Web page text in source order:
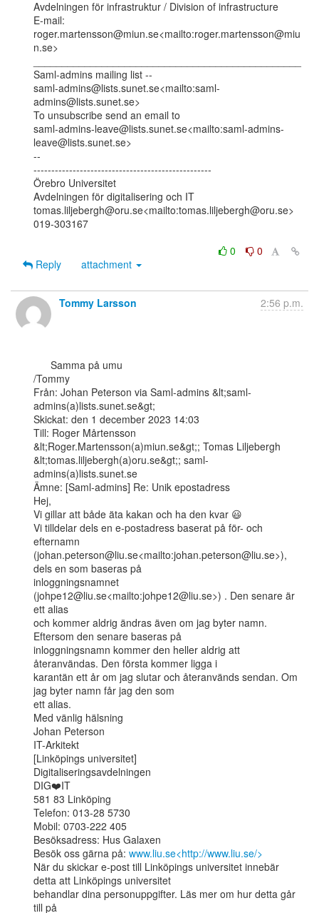
Avdelningen för infrastruktur / Division of infrastructure
E-mail:
roger.martensson@miun.se<mailto:roger.martensson@miu
n.se>
Saml-admins mailing list --
saml-admins@lists.sunet.se<mailto:saml-
admins@lists.sunet.se>
To unsubscribe send an email to
saml-admins-leave@lists.sunet.se<mailto:saml-admins-
leave@lists.sunet.se>
--
--------------------------------------------------
Örebro Universitet
Avdelningen för digitalisering och IT
tomas.liljebergh@oru.se<mailto:tomas.liljebergh@oru.se>
019-303167
0
0
Reply
attachment
Tommy Larsson 2:56 p.m.
/Tommy
Från: Johan Peterson via Saml-admins &lt;saml-
admins(a)lists.sunet.se&gt;
Skickat: den 1 december 2023 14:03
Till: Roger Mårtensson
&lt;Roger.Martensson(a)miun.se&gt;; Tomas Liljebergh
&lt;tomas.liljebergh(a)oru.se&gt;; saml-
admins(a)lists.sunet.se
Ämne: [Saml-admins] Re: Unik epostadress
Hej,
Vi gillar att både äta kakan och ha den kvar 😃
Vi tilldelar dels en e-postadress baserat på för- och
efternamn
(johan.peterson@liu.se<mailto:johan.peterson@liu.se>),
dels en som baseras på
inloggningsnamnet
(johpe12@liu.se<mailto:johpe12@liu.se>) . Den senare är
ett alias
och kommer aldrig ändras även om jag byter namn.
Eftersom den senare baseras på
inloggningsnamn kommer den heller aldrig att
återanvändas. Den första kommer ligga i
karantän ett år om jag slutar och återanvänds sendan. Om
jag byter namn får jag den som
ett alias.
Med vänlig hälsning
Johan Peterson
IT-Arkitekt
[Linköpings universitet]
Digitaliseringsavdelningen
DIG❤️IT
581 83 Linköping
Telefon: 013-28 5730
Mobil: 0703-222 405
Besöksadress: Hus Galaxen
Besök oss gärna på: www.liu.se<http://www.liu.se/>
När du skickar e-post till Linköpings universitet innebär
detta att Linköpings universitet
behandlar dina personuppgifter. Läs mer om hur detta går